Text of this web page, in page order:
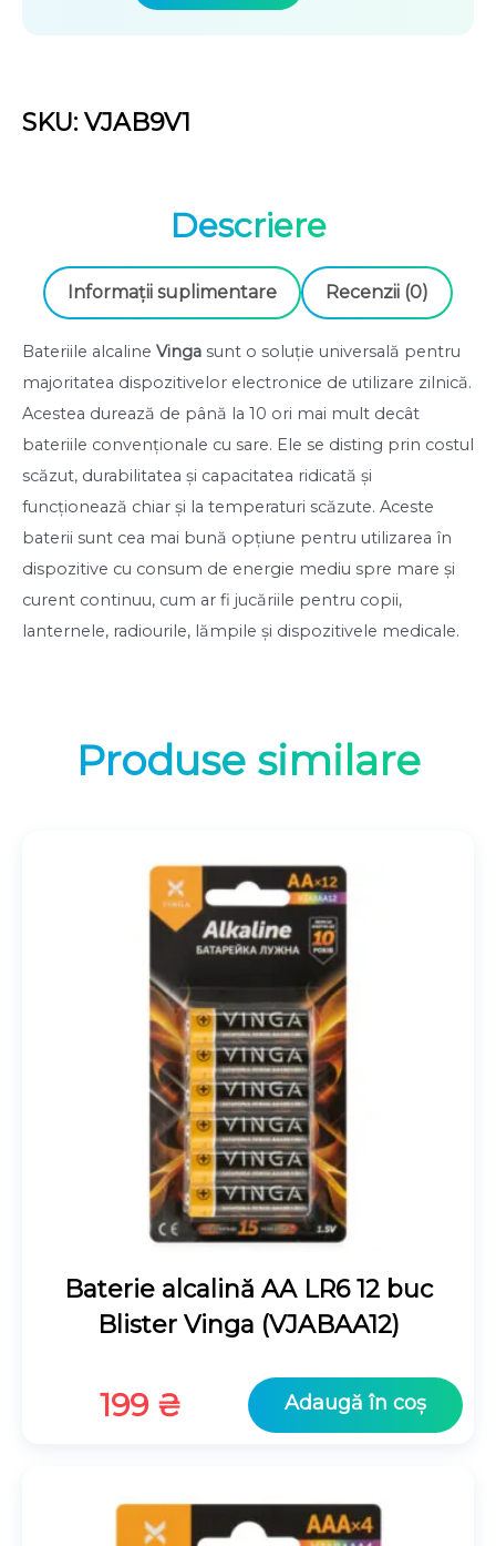
Vinga
SKU: VJAB9V1
Descriere
Informații suplimentare Recenzii (0)
Bateriile alcaline Vinga sunt o soluție universală pentru
majoritatea dispozitivelor electronice de utilizare zilnică.
Acestea durează de până la 10 ori mai mult decât
bateriile convenționale cu sare. Ele se disting prin costul
scăzut, durabilitatea și capacitatea ridicată și
funcționează chiar și la temperaturi scăzute. Aceste
baterii sunt cea mai bună opțiune pentru utilizarea în
dispozitive cu consum de energie mediu spre mare și
curent continuu, cum ar fi jucăriile pentru copii,
lanternele, radiourile, lămpile și dispozitivele medicale.
Produse similare
Baterie alcalină AA LR6 12 buc
Blister Vinga (VJABAA12)
199 ₴ Adaugă în coș